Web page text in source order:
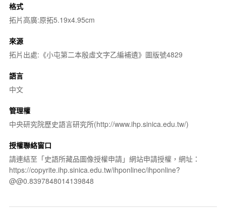
格式
拓片高廣:原拓5.19x4.95cm
來源
拓片出處:《小屯第二本殷虛文字乙編補遺》圖版號4829
語言
中文
管理權
中央研究院歷史語言研究所(http://www.ihp.sinica.edu.tw/)
授權聯絡窗口
請連結至「史語所藏品圖像授權申請」網站申請授權，網址：
https://copyrite.ihp.sinica.edu.tw/ihponlinec/ihponline?
@@0.8397848014139848